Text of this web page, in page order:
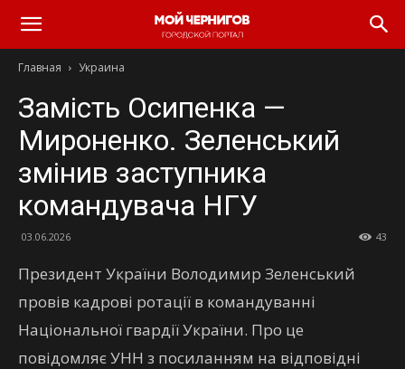
Главная Украина
Замість Осипенка —
Мироненко. Зеленський
змінив заступника
командувача НГУ
03.06.2026 43
Президент України Володимир Зеленський
провів кадрові ротації в командуванні
Національної гвардії України. Про це
повідомляє УНН з посиланням на відповідні